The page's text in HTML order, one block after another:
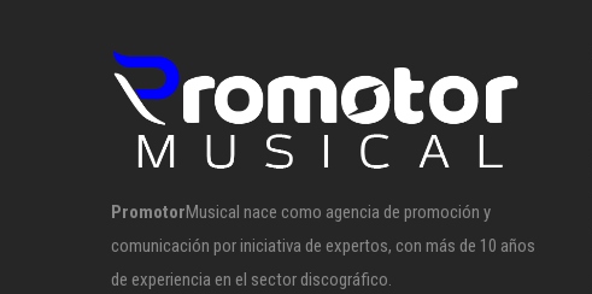
PromotorMusical nace como agencia de promoción y
comunicación por iniciativa de expertos, con más de 10 años
de experiencia en el sector discográfico.